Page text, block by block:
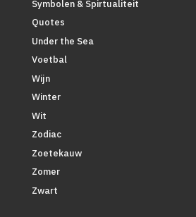
Symbolen & Spirtualiteit
Quotes
Under the Sea
Voetbal
Wijn
Winter
Wit
Zodiac
Zoetekauw
Zomer
Zwart